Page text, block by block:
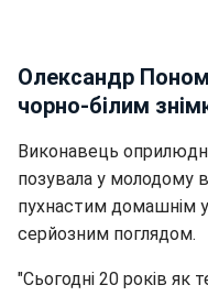
Олександр
чорно-білим
Виконавець
позувала у молодому
пухнастим домашнім
серйозним поглядом.
"Сьогодні 20 років